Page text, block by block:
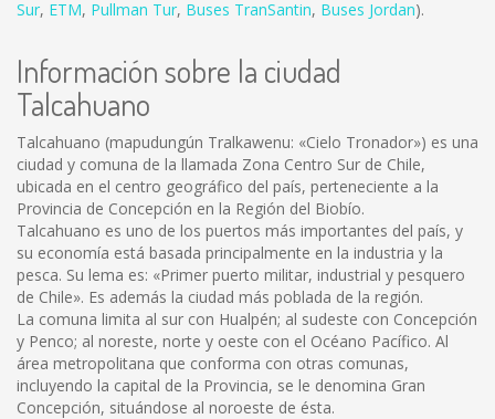
Sur, ETM, Pullman Tur, Buses TranSantin, Buses Jordan).
Información sobre la ciudad
Talcahuano
Talcahuano (mapudungún Tralkawenu: «Cielo Tronador») es una
ciudad y comuna de la llamada Zona Centro Sur de Chile,
ubicada en el centro geográfico del país, perteneciente a la
Provincia de Concepción en la Región del Biobío.
Talcahuano es uno de los puertos más importantes del país, y
su economía está basada principalmente en la industria y la
pesca. Su lema es: «Primer puerto militar, industrial y pesquero
de Chile». Es además la ciudad más poblada de la región.
La comuna limita al sur con Hualpén; al sudeste con Concepción
y Penco; al noreste, norte y oeste con el Océano Pacífico. Al
área metropolitana que conforma con otras comunas,
incluyendo la capital de la Provincia, se le denomina Gran
Concepción, situándose al noroeste de ésta.